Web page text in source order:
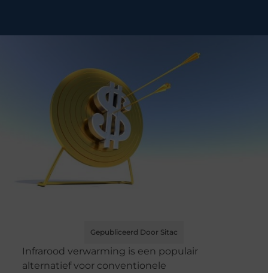
Gepubliceerd Door Sitac
Infrarood verwarming is een populair
alternatief voor conventionele